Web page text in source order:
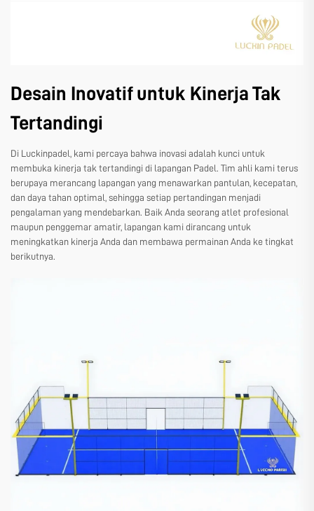
Desain Inovatif untuk Kinerja Tak
Tertandingi
Di Luckinpadel, kami percaya bahwa inovasi adalah kunci untuk
membuka kinerja tak tertandingi di lapangan Padel. Tim ahli kami terus
berupaya merancang lapangan yang menawarkan pantulan, kecepatan,
dan daya tahan optimal, sehingga setiap pertandingan menjadi
pengalaman yang mendebarkan. Baik Anda seorang atlet profesional
maupun penggemar amatir, lapangan kami dirancang untuk
meningkatkan kinerja Anda dan membawa permainan Anda ke tingkat
berikutnya.